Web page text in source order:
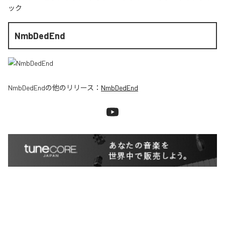
ック
NmbDedEnd
NmbDedEndの他のリリース： NmbDedEnd